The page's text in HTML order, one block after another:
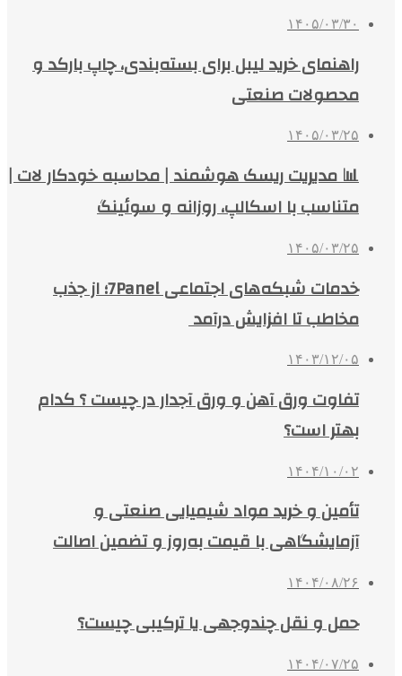
۱۴۰۵/۰۳/۳۰
راهنمای خرید لیبل برای بسته‌بندی، چاپ بارکد و
محصولات صنعتی
۱۴۰۵/۰۳/۲۵
📊 مدیریت ریسک هوشمند | محاسبه خودکار لات |
متناسب با اسکالپ، روزانه و سوئینگ
۱۴۰۵/۰۳/۲۵
خدمات شبکه‌های اجتماعی 7Panel؛ از جذب
مخاطب تا افزایش درآمد
۱۴۰۳/۱۲/۰۵
تفاوت ورق آهن و ورق آجدار در چیست ؟ کدام
بهتر است؟
۱۴۰۴/۱۰/۰۲
تأمین و خرید مواد شیمیایی صنعتی و
آزمایشگاهی با قیمت به‌روز و تضمین اصالت
۱۴۰۴/۰۸/۲۶
حمل و نقل چندوجهی یا ترکیبی چیست؟
۱۴۰۴/۰۷/۲۵